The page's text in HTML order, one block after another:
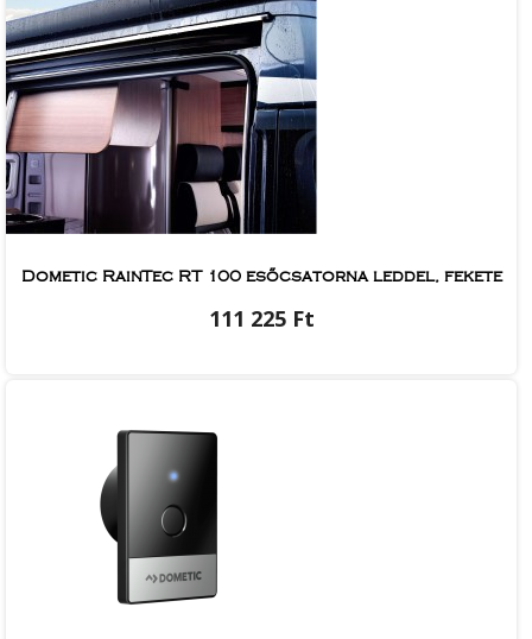
Dometic RainTec RT 100 esőcsatorna leddel, fekete
111 225 Ft